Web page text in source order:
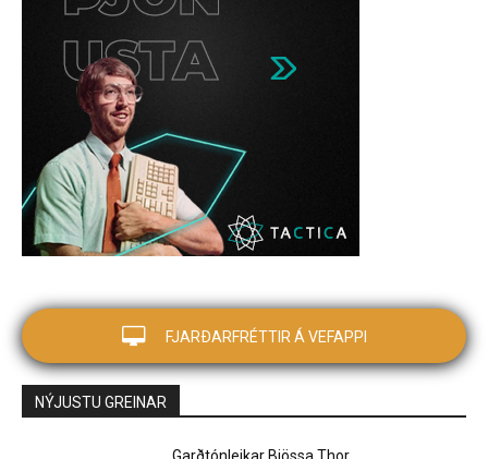
FJARÐARFRÉTTIR Á VEFAPPI
NÝJUSTU GREINAR